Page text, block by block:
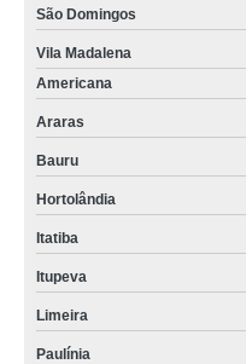
São Domingos
Vila Madalena
Americana
Araras
Bauru
Hortolândia
Itatiba
Itupeva
Limeira
Paulínia